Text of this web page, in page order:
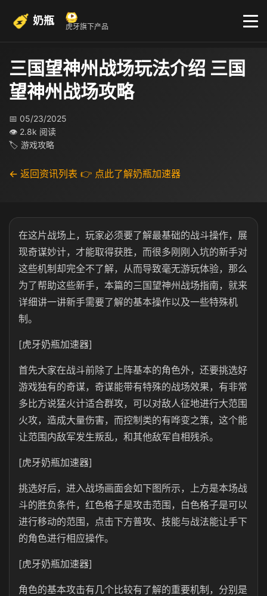
奶瓶 虎牙旗下产品
三国望神州战场玩法介绍 三国
望神州战场攻略
📅 05/23/2025
👁 2.8k 阅读
🏷 游戏攻略
← 返回资讯列表 👉 点此了解奶瓶加速器
在这片战场上，玩家必须要了解最基础的战斗操作，展
现奇谋妙计，才能取得获胜，而很多刚刚入坑的新手对
这些机制却完全不了解，从而导致毫无游玩体验，那么
为了帮助这些新手，本篇的三国望神州战场指南，就来
详细讲一讲新手需要了解的基本操作以及一些特殊机
制。
[虎牙奶瓶加速器]
首先大家在战斗前除了上阵基本的角色外，还要挑选好
游戏独有的奇谋，奇谋能带有特殊的战场效果，有非常
多比方说猛火计适合群攻，可以对敌人征地进行大范围
火攻，造成大量伤害，而控制类的有哗变之策，这个能
让范围内敌军发生叛乱，和其他敌军自相残杀。
[虎牙奶瓶加速器]
挑选好后，进入战场画面会如下图所示，上方是本场战
斗的胜负条件，红色格子是攻击范围，白色格子是可以
进行移动的范围，点击下方普攻、技能与战法能让手下
的角色进行相应操作。
[虎牙奶瓶加速器]
角色的基本攻击有几个比较有了解的重要机制，分别是